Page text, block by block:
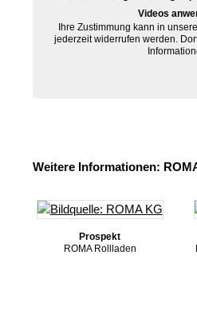
Videos
Ihre Zustimmung kann in
jederzeit widerrufen werden.
Weitere Informationen:
Prospekt
ROMA Rollladen